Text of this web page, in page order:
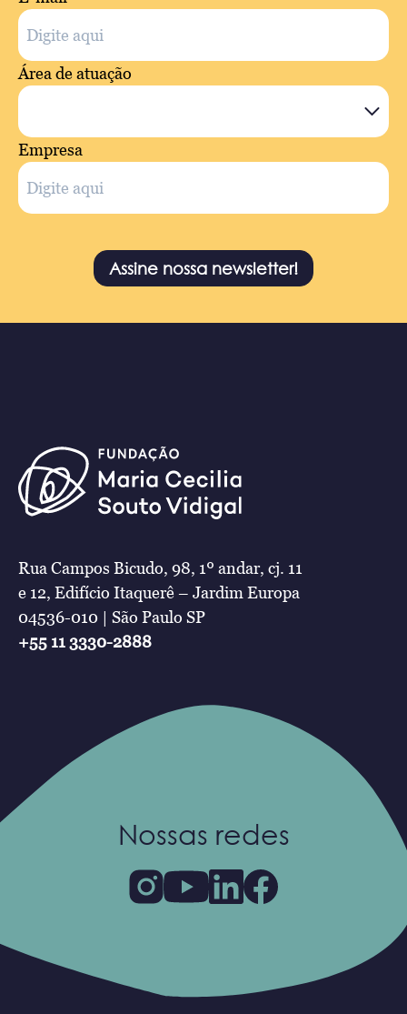
Área de atuação
Empresa
Assine nossa newsletter!
Rua Campos Bicudo, 98, 1º andar, cj. 11
e 12, Edifício Itaquerê – Jardim Europa
04536-010 | São Paulo SP
+55 11 3330-2888
Nossas redes